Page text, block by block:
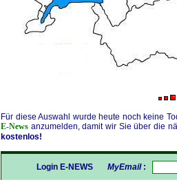
Für diese Auswahl wurde heute noch keine
E-News anzumelden, damit wir Sie über die
kostenlos!
Login E-NEWS MyEmail: